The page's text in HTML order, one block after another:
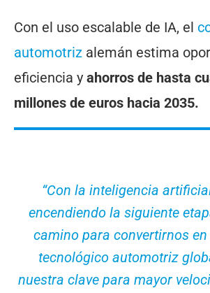
Con el uso escalable de IA, el
automotriz alemán estima
eficiencia y ahorros de hasta
millones de euros hacia 2035.
“Con la inteligencia
encendiendo la siguiente
camino para convertirnos
tecnológico automotriz
nuestra clave para mayor